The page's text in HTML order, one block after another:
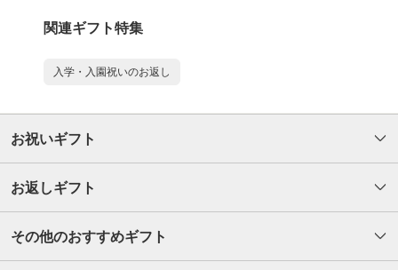
関連ギフト特集
入学・入園祝いのお返し
お祝いギフト
お返しギフト
その他のおすすめギフト